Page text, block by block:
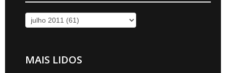
MAIS LIDOS